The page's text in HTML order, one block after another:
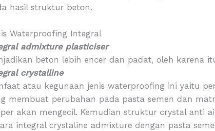
hasil struktur beton.
Waterproofing Integral
admixture plasticiser
beton lebih encer dan padat, oleh karena
crystalline
atau kegunaan jenis waterproofing ini yaitu
membuat perubahan pada pasta semen dan
akan mengecil. Kemudian struktur crystal anti
integral crystaline admixture dengan pasta